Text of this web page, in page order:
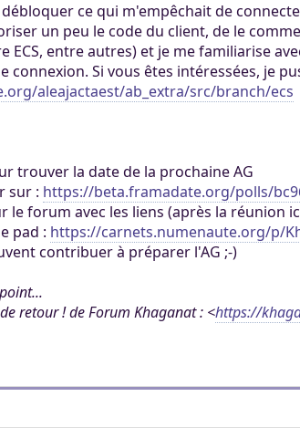
débloquer ce qui m'empêchait de
un peu le code du client, de le
ECS, entre autres) et je me familiarise
connexion. Si vous êtes intéressées, je
aleajactaest/ab_extra/src/branch/ecs
trouver la date de la prochaine AG
sur : https://beta.framadate.org/polls/
le forum avec les liens (après la réunion
pad : https://carnets.numenaute.org/p/
contribuer à préparer l'AG ;-)
retour ! de Forum Khaganat : <https://